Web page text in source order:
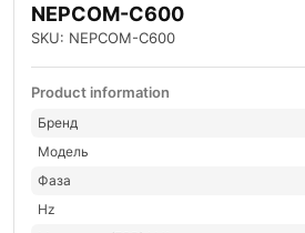
NEPCOM-C600
SKU: NEPCOM-C600
Product information
Бренд
Модель
Фаза
Hz